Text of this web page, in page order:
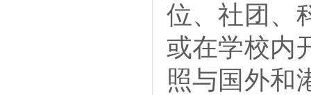
位、社团、
或在学校内
照与国外和